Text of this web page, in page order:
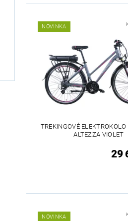
NOVINKA
TREKINGOVÉ ELEKTROKOLO
ALTEZZA VIOLET
29
NOVINKA